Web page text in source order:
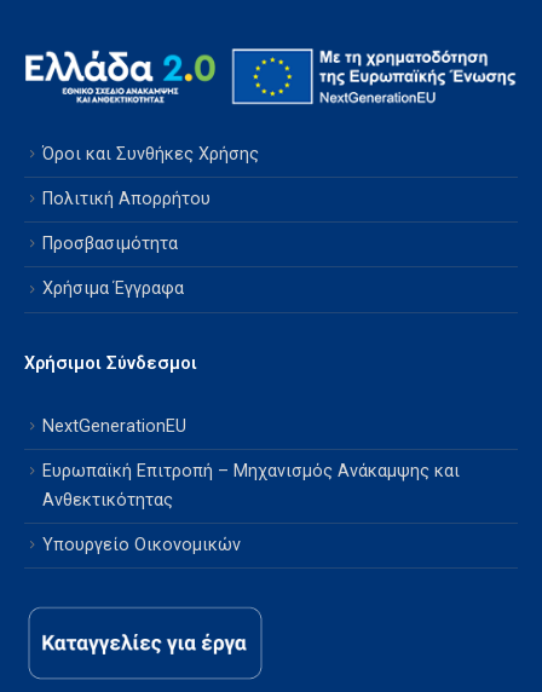
Όροι και Συνθήκες Χρήσης
Πολιτική Απορρήτου
Προσβασιμότητα
Χρήσιμα Έγγραφα
Χρήσιμοι Σύνδεσμοι
NextGenerationEU
Ευρωπαϊκή Επιτροπή – Μηχανισμός Ανάκαμψης και
Ανθεκτικότητας
Υπουργείο Οικονομικών